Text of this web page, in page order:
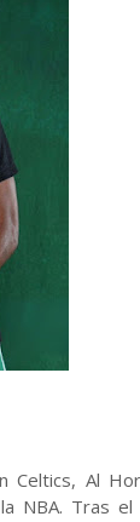
Celtics, Al
NBA. Tras el